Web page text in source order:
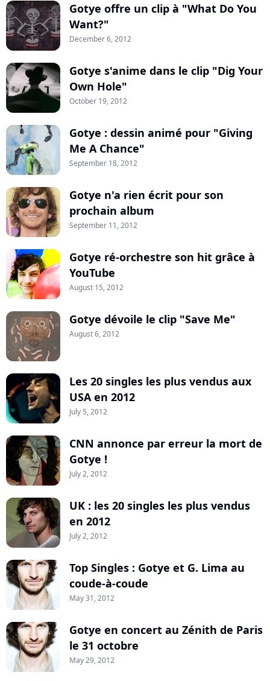
Gotye offre un clip à "What Do You
Want?"
December 6, 2012
Gotye s'anime dans le clip "Dig Your
Own Hole"
October 19, 2012
Gotye : dessin animé pour "Giving
Me A Chance"
September 18, 2012
Gotye n'a rien écrit pour son
prochain album
September 11, 2012
Gotye ré-orchestre son hit grâce à
YouTube
August 15, 2012
Gotye dévoile le clip "Save Me"
August 6, 2012
Les 20 singles les plus vendus aux
USA en 2012
July 5, 2012
CNN annonce par erreur la mort de
Gotye !
July 2, 2012
UK : les 20 singles les plus vendus
en 2012
July 2, 2012
Top Singles : Gotye et G. Lima au
coude-à-coude
May 31, 2012
Gotye en concert au Zénith de Paris
le 31 octobre
May 29, 2012